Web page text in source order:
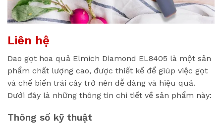
Liên hệ
Dao gọt hoa quả Elmich Diamond EL8405 là một sản
phẩm chất lượng cao, được thiết kế để giúp việc gọt
và chế biến trái cây trở nên dễ dàng và hiệu quả.
Dưới đây là những thông tin chi tiết về sản phẩm này:
Thông số kỹ thuật